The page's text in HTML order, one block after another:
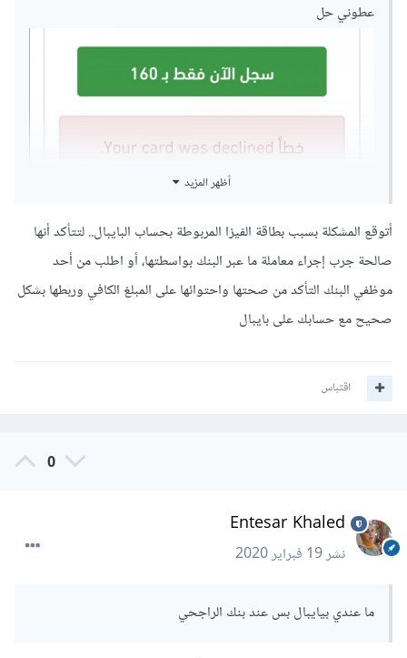
عطوني حل
أظهر المزيد
أتوقع المشكلة بسبب بطاقة الفيزا المربوطة بحساب البايبال.. لتتأكد أنها
صالحة جرب إجراء معاملة ما عبر البنك بواسطتها، أو اطلب من أحد
موظفي البنك التأكد من صحتها واحتوائها على المبلغ الكافي وربطها بشكل
صحيح مع حسابك على بايبال
اقتباس
0
Entesar Khaled
نشر19 فبراير 2020
ما عندي بيايبال بس عند بنك الراجحي